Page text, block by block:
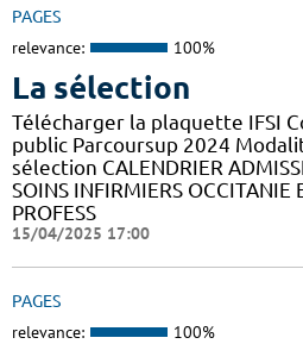
PAGES
relevance: 100%
La sélection
Télécharger la plaquette IFSI
public Parcoursup 2024
sélection CALENDRIER
SOINS INFIRMIERS OCCITANIE
PROFESS
15/04/2025 17:00
PAGES
relevance: 100%